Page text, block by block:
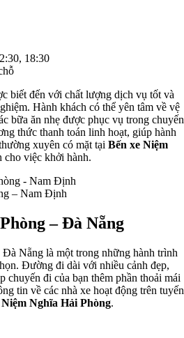
18:30
biết đến với chất lượng dịch vụ tốt và
Hành khách có thể yên tâm về vệ
bữa ăn nhẹ được phục vụ trong chuyến
thức thanh toán linh hoạt, giúp hành
xuyên có mặt tại Bến xe Niệm
cho việc khởi hành.
– Nam Định
– Đà Nẵng
Nẵng là một trong những hành trình
Đường đi dài với nhiều cảnh đẹp,
chuyến đi của bạn thêm phần thoải mái
tin về các nhà xe hoạt động trên tuyến
Niệm Nghĩa Hải Phòng.